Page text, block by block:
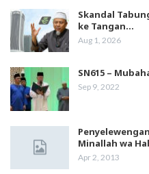
Skandal
ke Tangan…
Aug 1, 2026
SN615 –
Sep 9, 2022
Minallah wa
Apr 2, 2013